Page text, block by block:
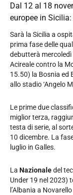
Dal 12 al 18
europee in
Sarà la Sicilia a
prima fase delle
debutterà mercoledì
Acireale contro la
15.50) la Bosnia ed
allo stadio ‘Angelo
Le prime due
miglior terza,
testa di serie, al
10 dicembre. La
luglio in Galles.
La Nazionaledel
Under 19 nel 2023)
l’Albania a